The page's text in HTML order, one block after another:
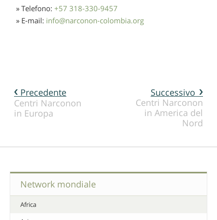
» Telefono: +57 318-330-9457
» E-mail: info@narconon-colombia.org
Successivo
Centri Narconon
in America del
Nord
Precedente
Centri Narconon
in Europa
Network mondiale
Africa